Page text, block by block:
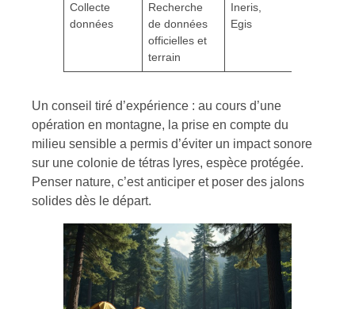
Collecte
données
Recherche
de données
officielles et
terrain
Ineris,
Egis
Un conseil tiré d’expérience : au cours d’une
opération en montagne, la prise en compte du
milieu sensible a permis d’éviter un impact sonore
sur une colonie de tétras lyres, espèce protégée.
Penser nature, c’est anticiper et poser des jalons
solides dès le départ.